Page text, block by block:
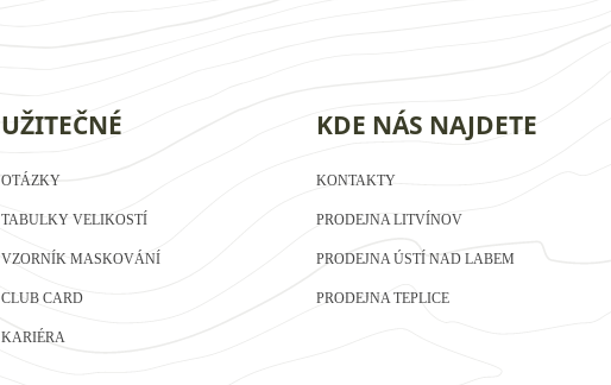
UŽITEČNÉ
OTÁZKY
TABULKY VELIKOSTÍ
VZORNÍK MASKOVÁNÍ
CLUB CARD
KARIÉRA
KDE NÁS NAJDETE
KONTAKTY
PRODEJNA LITVÍNOV
PRODEJNA ÚSTÍ NAD LABEM
PRODEJNA TEPLICE